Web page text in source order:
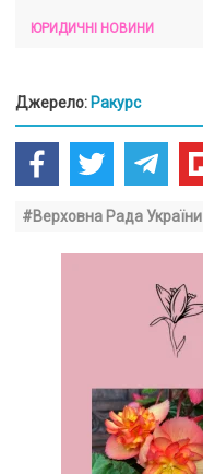
ЮРИДИЧНІ НОВИНИ
Джерело: Ракурс
#Верховна Рада України